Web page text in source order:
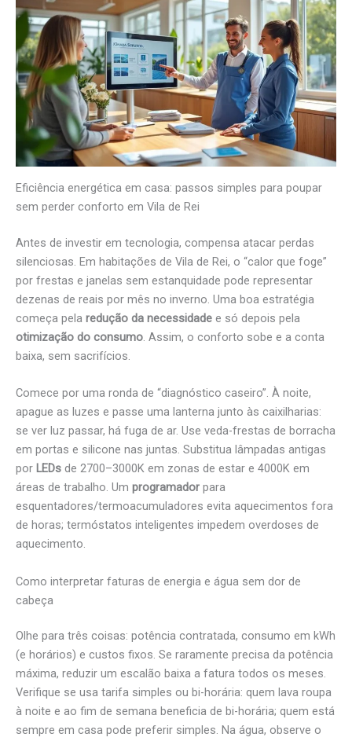
Eficiência energética em casa: passos simples para poupar
sem perder conforto em Vila de Rei
Antes de investir em tecnologia, compensa atacar perdas
silenciosas. Em habitações de Vila de Rei, o “calor que foge”
por frestas e janelas sem estanquidade pode representar
dezenas de reais por mês no inverno. Uma boa estratégia
começa pela redução da necessidade e só depois pela
otimização do consumo. Assim, o conforto sobe e a conta
baixa, sem sacrifícios.
Comece por uma ronda de “diagnóstico caseiro”. À noite,
apague as luzes e passe uma lanterna junto às caixilharias:
se ver luz passar, há fuga de ar. Use veda-frestas de borracha
em portas e silicone nas juntas. Substitua lâmpadas antigas
por LEDs de 2700–3000K em zonas de estar e 4000K em
áreas de trabalho. Um programador para
esquentadores/termoacumuladores evita aquecimentos fora
de horas; termóstatos inteligentes impedem overdoses de
aquecimento.
Como interpretar faturas de energia e água sem dor de
cabeça
Olhe para três coisas: potência contratada, consumo em kWh
(e horários) e custos fixos. Se raramente precisa da potência
máxima, reduzir um escalão baixa a fatura todos os meses.
Verifique se usa tarifa simples ou bi-horária: quem lava roupa
à noite e ao fim de semana beneficia de bi-horária; quem está
sempre em casa pode preferir simples. Na água, observe o